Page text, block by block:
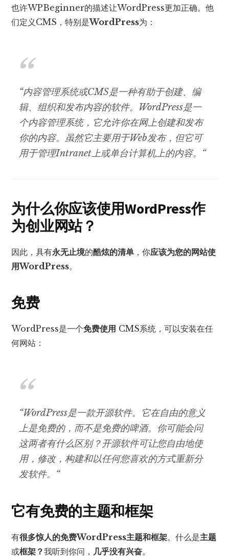
也许WPBeginner的描述让WordPress更加正确。他
们定义CMS，特别是WordPress为：
“内容管理系统或CMS是一种有助于创建、编
辑、组织和发布内容的软件。WordPress是一
个内容管理系统，它允许你在网上创建和发布
你的内容。虽然它主要用于Web发布，但它可
用于管理Intranet上或单台计算机上的内容。“
为什么你应该使用WordPress作
为创业网站？
因此，具有永无止境的酷炫的清单 ，你应该为您的网站使
用WordPress。
免费
WordPress是一个免费使用 CMS系统，可以安装在任
何网站：
“WordPress是一款开源软件。它在自由的意义
上是免费的，而不是免费的啤酒。你可能会问
这两者有什么区别？开源软件可让您自由地使
用，修改，构建和以任何您喜欢的方式重新分
发软件。“
它有免费的主题和框架
有很多惊人的免费WordPress主题和框架。什么是主题
或框架？我听到你问， 几乎没有兴奋。